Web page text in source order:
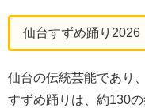
仙台すずめ踊り2026
仙台の伝統芸能であり
すずめ踊りは、約130